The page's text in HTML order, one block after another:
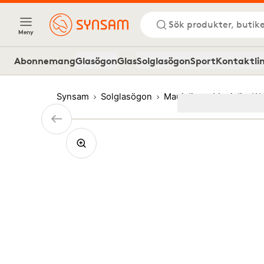
Meny
Sök produkter,
AbonnemangGlasögonGlasSolglasögonSport
Synsam Solglasögon Maui Jim Maui Jim